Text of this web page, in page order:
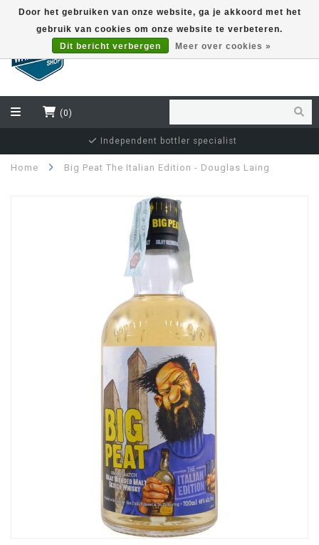
(0)
Independent bottler specialist
Home Big Peat The Italian Edition - Douglas Laing
Door het gebruiken van onze website, ga je akkoord met het
gebruik van cookies om onze website te verbeteren.
Dit bericht verbergen
Meer over cookies »